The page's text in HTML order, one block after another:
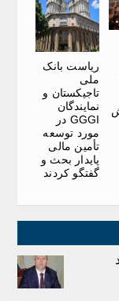
ریاست بانک
ملی
تاجیکستان و
نمایندگان
GGGI در
مورد توسعه
تأمین مالی
پایدار بحث و
گفتگو کردند